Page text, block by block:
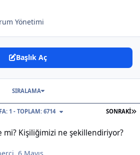
Yönetimi
Başlık Aç
SONRAKI
1 - TOPLAM: 6714
SIRALAMA
mi? Kişiliğimizi ne şekillendiriyor?
,6 Mayıs